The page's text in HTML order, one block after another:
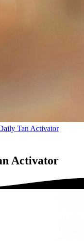
Tan Activator
Activator